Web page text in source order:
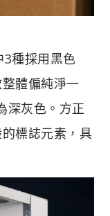
種採用黑色
體偏純淨一
深灰色。方正
標誌元素，具